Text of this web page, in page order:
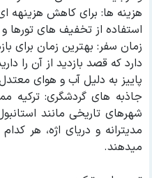
هزینه ها: برای کاهش هزینهه
استفاده از تخفیف های تورها
زمان سفر: بهترین زمان برای
دارد که قصد بازدید از آن را
پاییز به دلیل آب و هوای
جاذبه های گردشگری: ترکیه
شهرهای تاریخی مانند
مدیترانه و دریای اژه، هر
میدهند.